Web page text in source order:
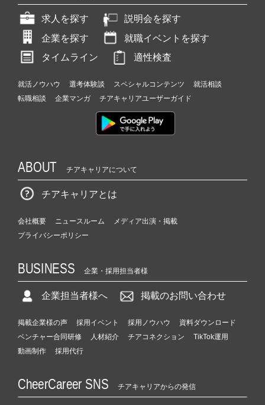
求人を探す
説明会を探す
企業を探す
就職イベントを探す
タイムライン
適性検査
就活ノウハウ 選考体験談 スペシャルコンテンツ
就活相談
転職相談
企業マンガ チアキャリアユーザーガイド
ABOUT チアキャリアについて
チアキャリアとは
会社概要 ニュースルーム
メディア出演・掲載
プライバシーポリシー
BUSINESS 企業・採用担当者様
企業担当者様へ 掲載のお問い合わせ
掲載企業様の声 採用イベント 採用ノウハウ
資料ダウンロード
ベンチャー合同研修
人材紹介 チアコネクション
TikTok運用
動画制作
採用代行
CheerCareer SNS チアキャリアからの発信